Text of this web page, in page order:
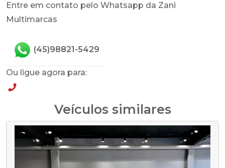
Entre em contato pelo Whatsapp da Zani
Multimarcas
(45)98821-5429
Ou ligue agora para:
Veículos similares